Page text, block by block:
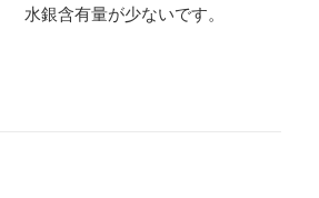
水銀含有量が少ないです。